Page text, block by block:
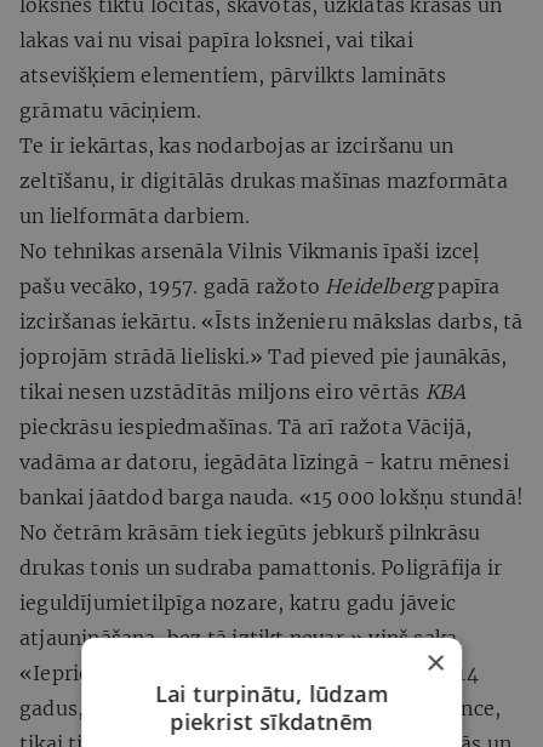
lakas vai nu visai papīra loksnei, vai tikai
atsevišķiem elementiem, pārvilkts lamināts
grāmatu vāciņiem.
Te ir iekārtas, kas nodarbojas ar izciršanu un
zeltīšanu, ir digitālās drukas mašīnas mazformāta
un lielformāta darbiem.
No tehnikas arsenāla Vilnis Vikmanis īpaši izceļ
pašu vecāko, 1957. gadā ražoto Heidelbergpapīra
izciršanas iekārtu. «Īsts inženieru mākslas darbs, tā
joprojām strādā lieliski.» Tad pieved pie jaunākās,
tikai nesen uzstādītās miljons eiro vērtās KBA
pieckrāsu iespiedmašīnas. Tā arī ražota Vācijā,
vadāma ar datoru, iegādāta līzingā - katru mēnesi
bankai jāatdod barga nauda. «15 000 lokšņu stundā!
No četrām krāsām tiek iegūts jebkurš pilnkrāsu
drukas tonis un sudraba pamattonis. Poligrāfija ir
ieguldījumietilpīga nozare, katru gadu jāveic
atjaunināšana, bez tā iztikt nevar,» viņš saka.
«Iepriekšējā iespiedmašīna mums nokalpoja 14
gadus, bija jāmaina. Poligrāfijā ir asa konkurence,
×
Lai turpinātu, lūdzam
piekrist sīkdatnēm